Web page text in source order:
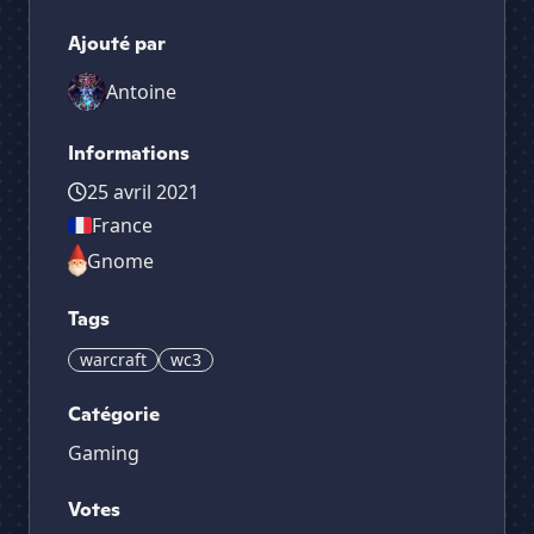
Ajouté par
Antoine
Informations
25 avril 2021
France
Gnome
Tags
warcraft wc3
Catégorie
Gaming
Votes